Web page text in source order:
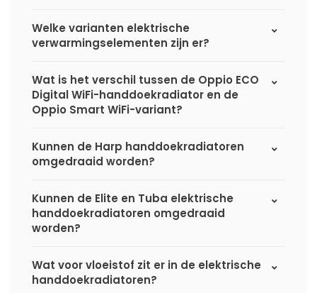
Welke varianten elektrische
verwarmingselementen zijn er?
Wat is het verschil tussen de Oppio ECO
Digital WiFi-handdoekradiator en de
Oppio Smart WiFi-variant?
Kunnen de Harp handdoekradiatoren
omgedraaid worden?
Kunnen de Elite en Tuba elektrische
handdoekradiatoren omgedraaid
worden?
Wat voor vloeistof zit er in de elektrische
handdoekradiatoren?